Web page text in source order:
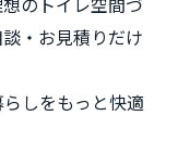
・お見積りだけ
しをもっと快適